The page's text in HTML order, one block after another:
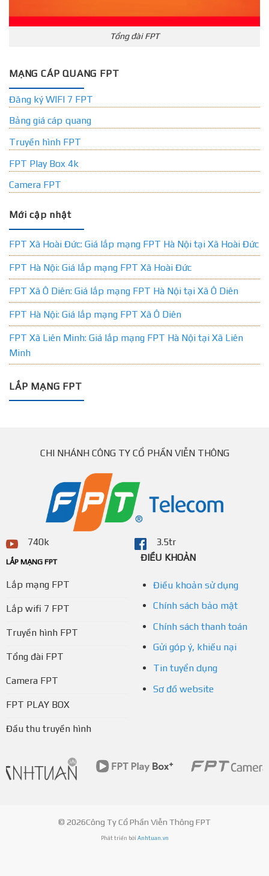
Tổng đài FPT
MẠNG CÁP QUANG FPT
Đăng ký WIFI 7 FPT
Bảng giá cáp quang
Truyền hình FPT
FPT Play Box 4k
Camera FPT
Mới cập nhật
FPT Xã Hoài Đức: Giá lắp mạng FPT Hà Nội tại Xã Hoài Đức
FPT Hà Nội: Giá lắp mạng FPT Xã Hoài Đức
FPT Xã Ô Diên: Giá lắp mạng FPT Hà Nội tại Xã Ô Diên
FPT Hà Nội: Giá lắp mạng FPT Xã Ô Diên
FPT Xã Liên Minh: Giá lắp mạng FPT Hà Nội tại Xã Liên
Minh
LẮP MẠNG FPT
CHI NHÁNH CÔNG TY CỔ PHẦN VIỄN THÔNG
740k 3.5tr
LẮP MẠNG FPT
Lắp mạng FPT
Lắp wifi 7 FPT
Truyền hình FPT
Tổng đài FPT
Camera FPT
FPT PLAY BOX
Đầu thu truyền hình
ĐIỀU KHOẢN
Điều khoản sử dụng
Chính sách bảo mật
Chính sách thanh toán
Gửi góp ý, khiếu nại
Tin tuyển dụng
Sơ đồ website
© 2026Công Ty Cổ Phần Viễn Thông FPT
Phát triển bởi Anhtuan.vn